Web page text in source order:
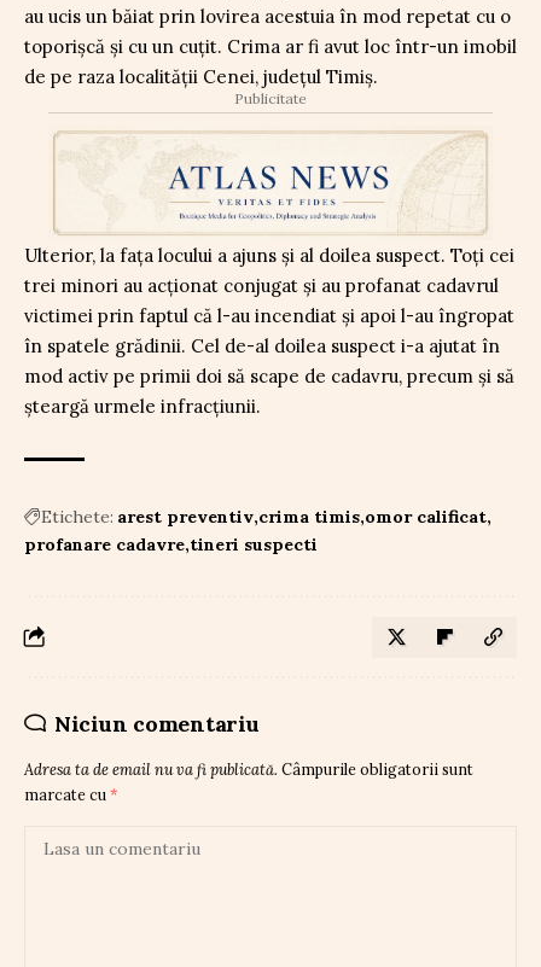
au ucis un băiat prin lovirea acestuia în mod repetat cu o
toporișcă și cu un cuțit. Crima ar fi avut loc într-un imobil
de pe raza localității Cenei, județul Timiș.
Publicitate
Ulterior, la fața locului a ajuns și al doilea suspect. Toți cei
trei minori au acționat conjugat și au profanat cadavrul
victimei prin faptul că l-au incendiat și apoi l-au îngropat
în spatele grădinii. Cel de-al doilea suspect i-a ajutat în
mod activ pe primii doi să scape de cadavru, precum și să
șteargă urmele infracțiunii.
Etichete: arest preventiv crima timis omor calificat
profanare cadavre tineri suspecti
Niciun comentariu
Adresa ta de email nu va fi publicată. Câmpurile obligatorii sunt
marcate cu *